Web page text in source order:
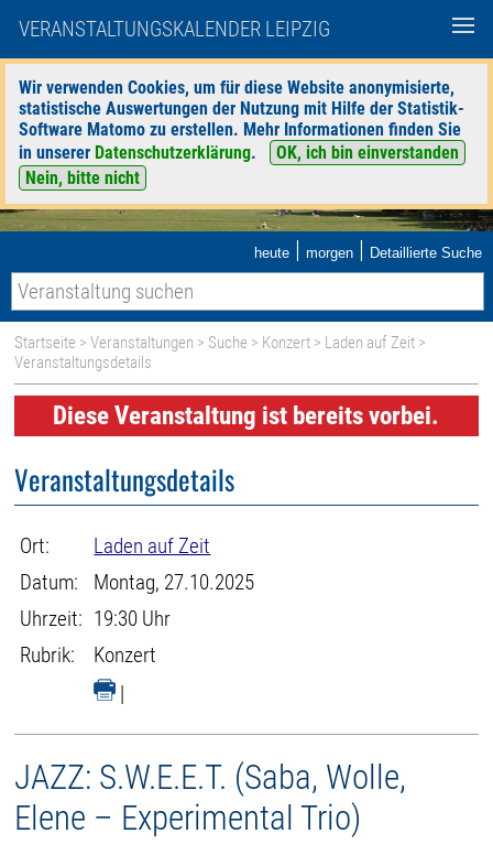
VERANSTALTUNGSKALENDER LEIPZIG
Wir verwenden Cookies, um für diese Website anonymisierte,
statistische Auswertungen der Nutzung mit Hilfe der Statistik-
Software Matomo zu erstellen. Mehr Informationen finden Sie
in unserer Datenschutzerklärung.
OK, ich bin einverstanden
Nein, bitte nicht
heute | morgen | Detaillierte Suche
Startseite >Veranstaltungen > Suche > Konzert > Laden auf Zeit >
Veranstaltungsdetails
Diese Veranstaltung ist bereits vorbei.
Veranstaltungsdetails
Ort:
Laden auf Zeit
Datum:
Montag, 27.10.2025
Uhrzeit: 19:30 Uhr
Rubrik:
Konzert
|
JAZZ: S.W.E.E.T. (Saba, Wolle,
Elene – Experimental Trio)